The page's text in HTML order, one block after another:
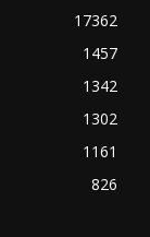
17362
1457
1342
1302
1161
826